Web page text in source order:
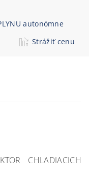
autonómne
Strážiť cenu
CHLADIACICH